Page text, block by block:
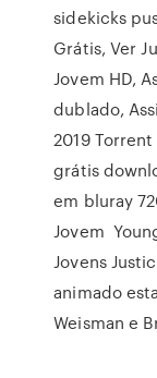
sidekicks
Grátis, Ver
Jovem HD,
dublado,
2019
grátis
em bluray
Jovem
Jovens
animado
Weisman e